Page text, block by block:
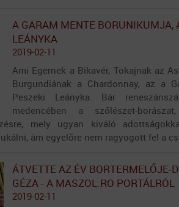
A GARAM MENTE BORUNIKUMJA,
LEÁNYKA
2019-02-11
Ami Egernek a Bikavér, Tokajnak az
Burgundiának a Chardonnay, az a
Peszeki Leányka. Bár
medencében a szőlészet-
mely ugyan kiváló
ám egyelőre nem ragyogott fel a
ÁTVETTE AZ ÉV BORTERMELŐJE-
GÉZA - A MASZOL.RO PORTÁLRÓL
2019-02-11